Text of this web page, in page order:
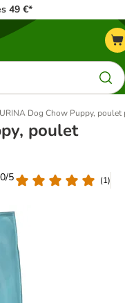
49 €*
Dog Chow Puppy, poulet
poulet
5
(1)